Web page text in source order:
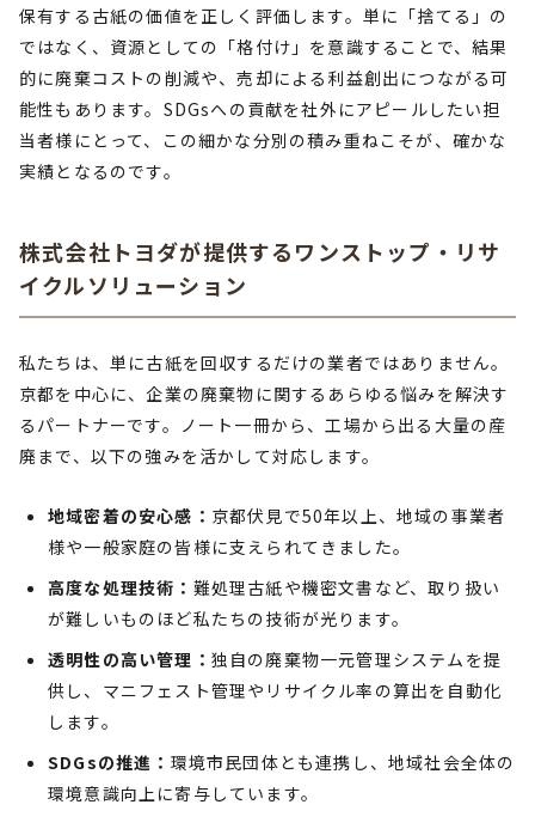
保有する古紙の価値を正しく評価します。単に「捨てる」の
ではなく、資源としての「格付け」を意識することで、結果
的に廃棄コストの削減や、売却による利益創出につながる可
能性もあります。SDGsへの貢献を社外にアピールしたい担
当者様にとって、この細かな分別の積み重ねこそが、確かな
実績となるのです。
株式会社トヨダが提供するワンストップ・リサ
イクルソリューション
私たちは、単に古紙を回収するだけの業者ではありません。
京都を中心に、企業の廃棄物に関するあらゆる悩みを解決す
るパートナーです。ノート一冊から、工場から出る大量の産
廃まで、以下の強みを活かして対応します。
地域密着の安心感： 京都伏見で50年以上、地域の事業者
様や一般家庭の皆様に支えられてきました。
高度な処理技術： 難処理古紙や機密文書など、取り扱い
が難しいものほど私たちの技術が光ります。
透明性の高い管理： 独自の廃棄物一元管理システムを提
供し、マニフェスト管理やリサイクル率の算出を自動化
します。
SDGsの推進： 環境市民団体とも連携し、地域社会全体の
環境意識向上に寄与しています。